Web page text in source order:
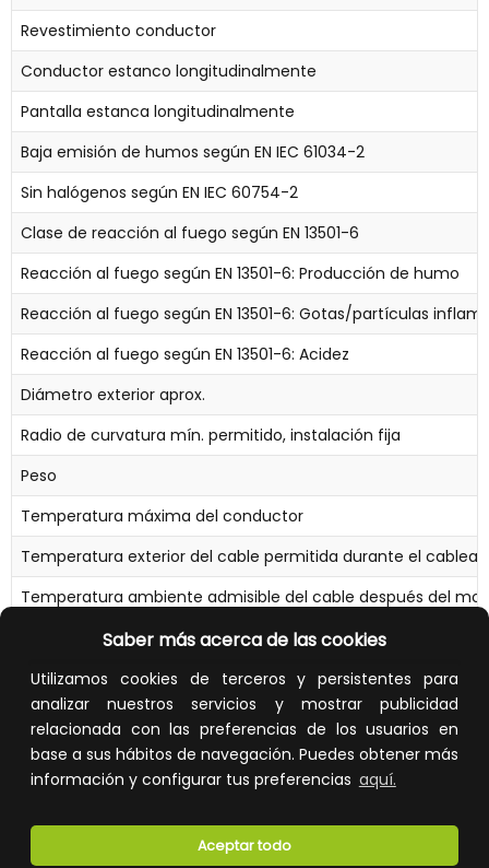
Saber más acerca de las cookies
Utilizamos cookies de terceros y persistentes para
analizar nuestros servicios y mostrar publicidad
relacionada con las preferencias de los usuarios en
base a sus hábitos de navegación. Puedes obtener más
información y configurar tus preferencias aquí.
Aceptar todo
Revestimiento conductor
Conductor estanco longitudinalmente
Pantalla estanca longitudinalmente
Baja emisión de humos según EN IEC 61034-2
Sin halógenos según EN IEC 60754-2
Clase de reacción al fuego según EN 13501-6
Reacción al fuego según EN 13501-6: Producción de humo
Reacción al fuego según EN 13501-6: Gotas/partículas
Reacción al fuego según EN 13501-6: Acidez
Diámetro exterior aprox.
Radio de curvatura mín. permitido, instalación fija
Peso
Temperatura máxima del conductor
Temperatura exterior del cable permitida durante el
Temperatura ambiente admisible del cable después del
Tensión asignada U0
Tensión asignada U
Adecuado como cable de instalación
Certificado para aplicaciones marinas
Adecuado como cable de alta tensión